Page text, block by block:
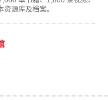
源库及档案。